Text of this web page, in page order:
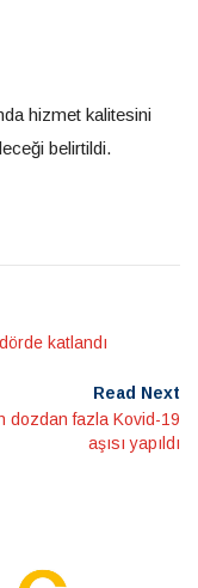
hizmet kalitesini
belirtildi.
katlandı
Read Next
dozdan fazla Kovid-19
aşısı yapıldı